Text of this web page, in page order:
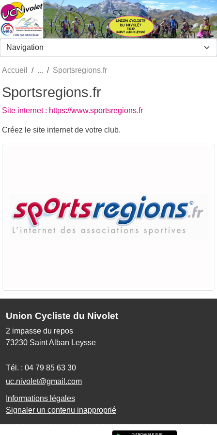
Accueil Sportsregions.fr
Sportsregions.fr
Site internet : https://www.sportsregions.fr
Créez le site internet de votre club.
Union Cycliste du Nivolet
2 impasse du repos
73230 Saint Alban Leysse
Tél. : 04 79 85 63 30
uc.nivolet@gmail.com
Informations légales
Signaler un contenu inapproprié
Panneau de gestion des cookies